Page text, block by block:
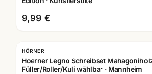
9,99 €
Gravur
HÖRNER
Hoerner Legno Schreibset
Füller/Roller/Kuli wählbar · Mannheim